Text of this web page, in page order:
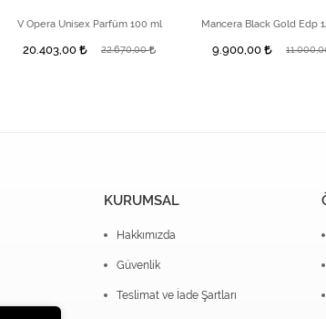
V Opera Unisex Parfüm 100 ml
20.403,00 22.670,00
Mancera Black Gold Edp
9.900,00
KURUMSAL
Hakkımızda
Güvenlik
Teslimat ve İade Şartları